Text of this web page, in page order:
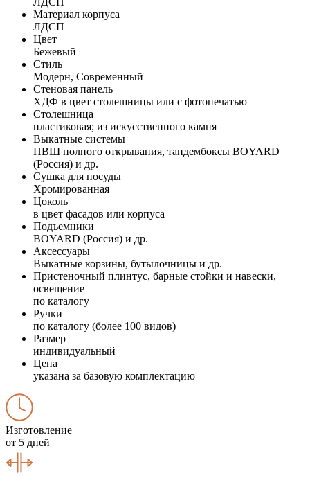
Материал корпуса
ЛДСП
Цвет
Бежевый
Стиль
Модерн, Современный
Стеновая панель
ХДФ в цвет столешницы или с фотопечатью
Столешница
пластиковая; из искусственного камня
Выкатные системы
ПВШ полного открывания, тандембоксы BOYARD
(Россия) и др.
Сушка для посуды
Хромированная
Цоколь
в цвет фасадов или корпуса
Подъемники
BOYARD (Россия) и др.
Аксессуары
Выкатные корзины, бутылочницы и др.
Пристеночный плинтус, барные стойки и навески,
освещение
по каталогу
Ручки
по каталогу (более 100 видов)
Размер
индивидуальный
Цена
указана за базовую комплектацию
Изготовление
от 5 дней